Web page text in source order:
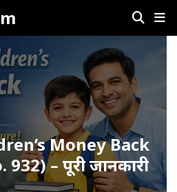
Money Back
– पूरी जानकारी